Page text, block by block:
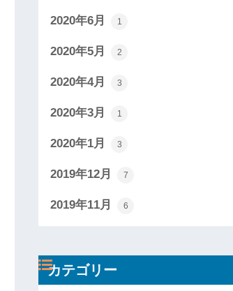
2020年6月 1
2020年5月 2
2020年4月 3
2020年3月 1
2020年1月 3
2019年12月 7
2019年11月 6
カテゴリー